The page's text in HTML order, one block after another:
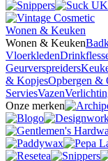
Wonen & Keuken
Wonen & Keuken
Vloerkleden
Geurverspreiders
& KopjesOpbergen &
ServiesVazen
Onze merken